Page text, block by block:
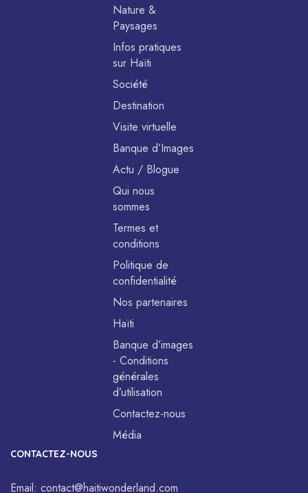
Nature &
Paysages
Infos pratiques
sur Haïti
Société
Destination
Visite virtuelle
Banque d’Images
Actu / Blogue
Qui nous
sommes
Termes et
conditions
Politique de
confidentialité
Nos partenaires
Haïti
Banque d’images
- Conditions
générales
d’utilisation
Contactez-nous
Média
CONTACTEZ-NOUS
Email: contact@haitiwonderland.com